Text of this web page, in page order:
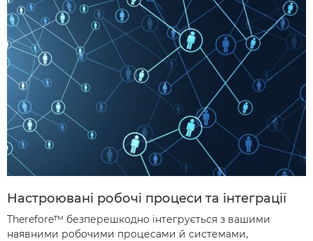
Настроювані робочі процеси та інтеграції
Therefore™ безперешкодно інтегрується з вашими
наявними робочими процесами й системами,